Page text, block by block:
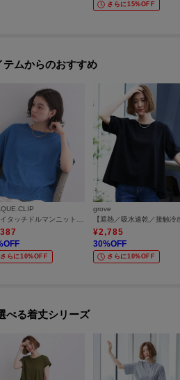
さらに15%OFF
テムからのおすすめ
さらに10%OFF
grove
¥2,785
30%OFF
さらに10%OFF
べる着丈シリーズ